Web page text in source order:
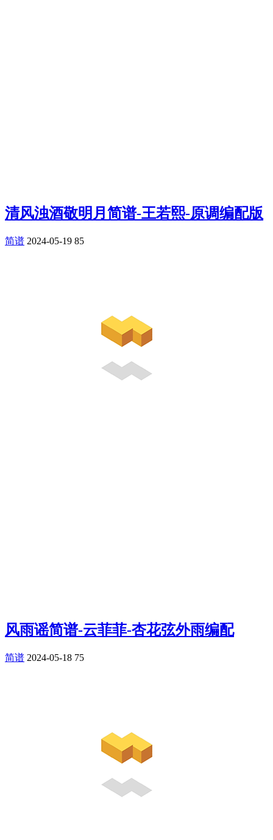
清风浊酒敬明月简谱-王若熙-原调编配版
简谱 2024-05-19 85
风雨谣简谱-云菲菲-杏花弦外雨编配
简谱 2024-05-18 75